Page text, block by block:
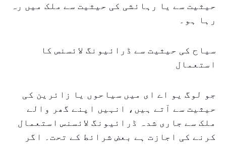
حیثیت سے یا رہائشی کی حیثیت سے ملک میں رہ
رہا ہو۔
سیاح کی حیثیت سے ڈرائیونگ لائسنس کا
استعمال
جو لوگ یو اے ای میں سیاحوں یا زائرین کی
حیثیت سے آتے ہیں، انہیں اپنے گھر والے
ملک سے جاری شدہ ڈرائیونگ لائسنس استعمال
کرنے کی اجازت ہے بعض شرائط کے تحت۔ اگر